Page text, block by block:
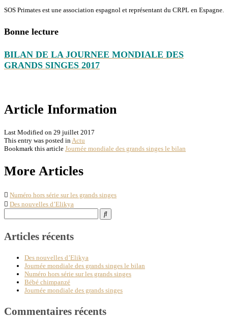
SOS Primates est une association espagnol et représentant du CRPL en Espagne.
Bonne lecture
BILAN DE LA JOURNEE MONDIALE DES
GRANDS SINGES 2017
Article Information
Last Modified on 29 juillet 2017
This entry was posted in Actu
Bookmark this article Journée mondiale des grands singes le bilan
Post
More Articles
Numéro hors série sur les grands singes
Des nouvelles d’Elikya
for:
Articles récents
Des nouvelles d’Elikya
Journée mondiale des grands singes le bilan
Numéro hors série sur les grands singes
Bébé chimpanzé
Journée mondiale des grands singes
Commentaires récents